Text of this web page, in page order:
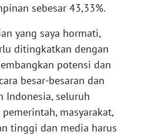
sebesar 43,33%.
yang saya hormati,
ditingkatkan dengan
potensi dan
besar-besaran dan
Indonesia, seluruh
masyarakat,
tinggi dan media harus